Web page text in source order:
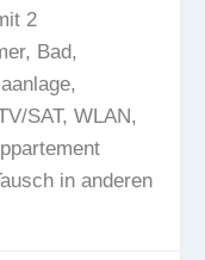
2
Bad,
SAT, WLAN,
in anderen